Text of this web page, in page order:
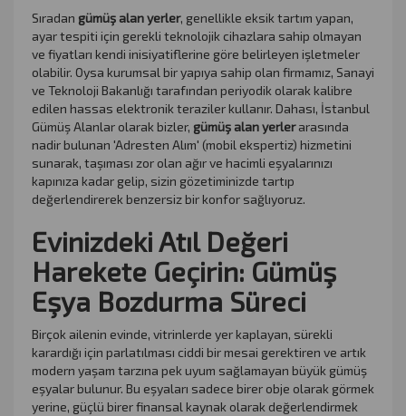
Sıradan gümüş alan yerler, genellikle eksik tartım yapan,
ayar tespiti için gerekli teknolojik cihazlara sahip olmayan
ve fiyatları kendi inisiyatiflerine göre belirleyen işletmeler
olabilir. Oysa kurumsal bir yapıya sahip olan firmamız, Sanayi
ve Teknoloji Bakanlığı tarafından periyodik olarak kalibre
edilen hassas elektronik teraziler kullanır. Dahası, İstanbul
Gümüş Alanlar olarak bizler, gümüş alan yerlerarasında
nadir bulunan 'Adresten Alım' (mobil ekspertiz) hizmetini
sunarak, taşıması zor olan ağır ve hacimli eşyalarınızı
kapınıza kadar gelip, sizin gözetiminizde tartıp
değerlendirerek benzersiz bir konfor sağlıyoruz.
Evinizdeki Atıl Değeri
Harekete Geçirin: Gümüş
Eşya Bozdurma Süreci
Birçok ailenin evinde, vitrinlerde yer kaplayan, sürekli
karardığı için parlatılması ciddi bir mesai gerektiren ve artık
modern yaşam tarzına pek uyum sağlamayan büyük gümüş
eşyalar bulunur. Bu eşyaları sadece birer obje olarak görmek
yerine, güçlü birer finansal kaynak olarak değerlendirmek